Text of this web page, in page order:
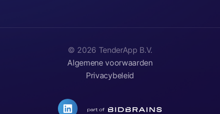
© 2026 TenderApp B.V.
Algemene voorwaarden
Privacybeleid